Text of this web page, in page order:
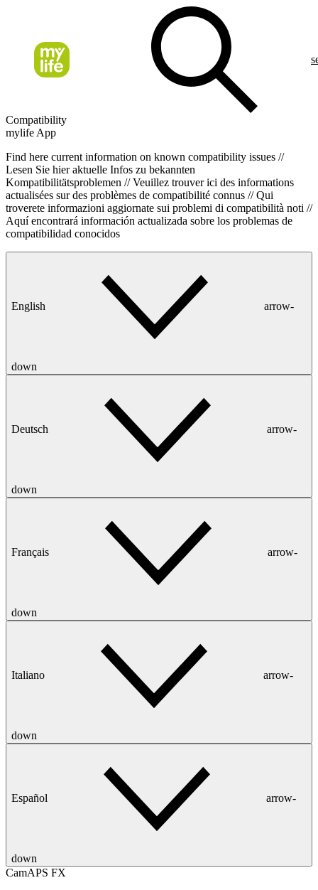
Compatibility
mylife App
Find here current information on known compatibility issues //
Lesen Sie hier aktuelle Infos zu bekannten
Kompatibilitätsproblemen // Veuillez trouver ici des informations
actualisées sur des problèmes de compatibilité connus // Qui
troverete informazioni aggiornate sui problemi di compatibilità noti //
Aquí encontrará información actualizada sobre los problemas de
compatibilidad conocidos
English arrow-
down
Deutsch arrow-
down
Français arrow-
down
Italiano arrow-
down
Español arrow-
down
CamAPS FX